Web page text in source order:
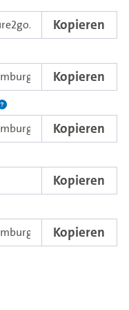
Kopieren
Link zur Weitergabe an
Kopieren
Sie diesen Link,
Kopieren
um das Video in CommSy
Kopieren
Kopieren